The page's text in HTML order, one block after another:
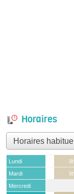
Horaires
Lundi
Mardi
Mercredi